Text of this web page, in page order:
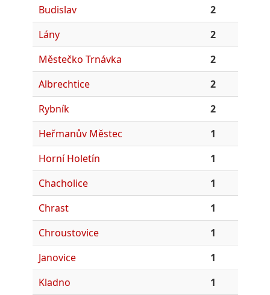
Budislav
2
Lány
2
Městečko Trnávka
2
Albrechtice
2
Rybník
2
Heřmanův Městec
1
Horní Holetín
1
Chacholice
1
Chrast
1
Chroustovice
1
Janovice
1
Kladno
1